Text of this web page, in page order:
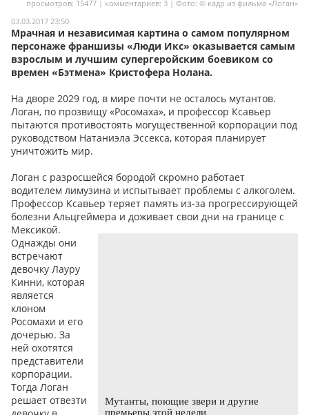
Мои материалы
Мои места
Моя личная афиша
Перечитать
просмотров: 15477 | комментариев: 3 | Фото: © кадр из фильма «Логан»
03.03.2017 23:50
Мрачная и независимая картина о самом популярном
персонаже франшизы «Люди Икс» оказывается самым
взрослым и лучшим супергеройским боевиком со
времен «Бэтмена» Кристофера Нолана.
На дворе 2029 год, в мире почти не осталось мутантов.
Логан, по прозвищу «Росомаха», и профессор Ксавьер
пытаются противостоять могущественной корпорации под
руководством Натаниэла Эссекса, которая планирует
уничтожить мир.
Логан с разросшейся бородой скромно работает
водителем лимузина и испытывает проблемы с алкоголем.
Профессор Ксавьер теряет память из-за прогрессирующей
болезни Альцгеймера и доживает свои дни на границе с
Мексикой.
Мутанты, поющие звери и другие
премьеры этой недели
Однажды они
встречают
девочку Лауру
Кинни, которая
является
клоном
Росомахи и его
дочерью. За
ней охотятся
представители
корпорации.
Тогда Логан
решает отвезти